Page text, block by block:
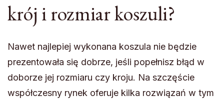
krój i rozmiar koszuli?
Nawet najlepiej wykonana koszula nie będzie
prezentowała się dobrze, jeśli popełnisz błąd w
doborze jej rozmiaru czy kroju. Na szczęście
współczesny rynek oferuje kilka rozwiązań w tym